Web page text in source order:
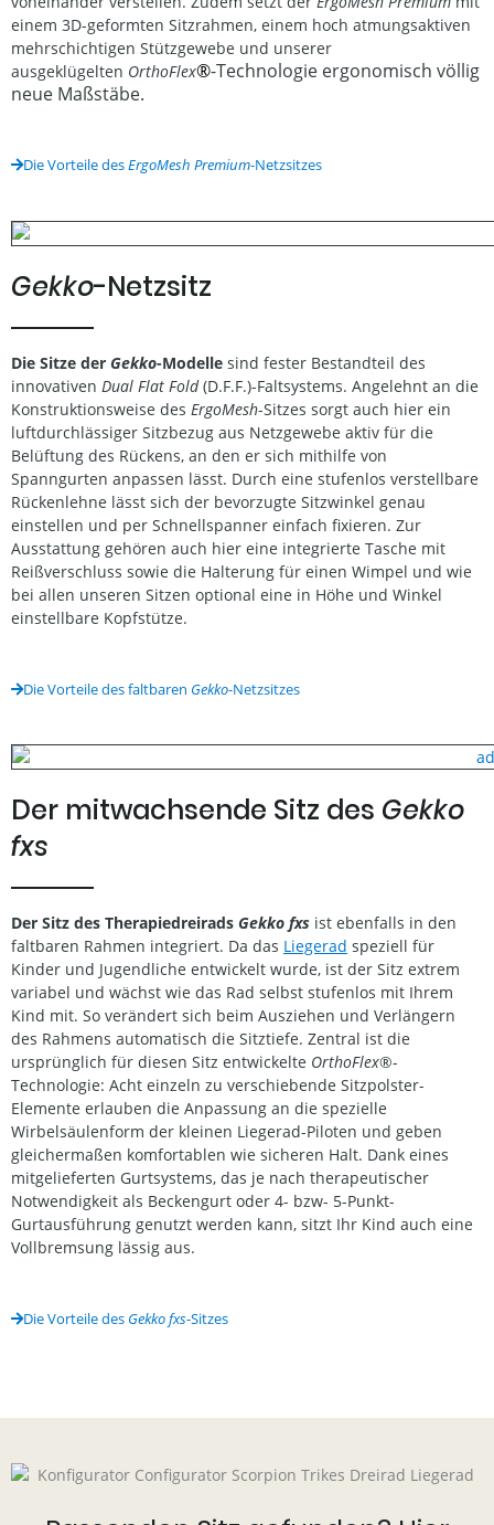
einem 3D-geformten Sitzrahmen, einem hoch atmungsaktiven
mehrschichtigen Stützgewebe und unserer
ausgeklügelten OrthoFlex®-Technologie ergonomisch völlig
neue Maßstäbe.
Die Vorteile desErgoMesh Premium-Netzsitzes
Gekko-Netzsitz
Die Sitze der Gekko-Modelle sind fester Bestandteil des
innovativen Dual Flat Fold(D.F.F.)-Faltsystems. Angelehnt an die
Konstruktionsweise des ErgoMesh-Sitzes sorgt auch hier ein
luftdurchlässiger Sitzbezug aus Netzgewebe aktiv für die
Belüftung des Rückens, an den er sich mithilfe von
Spanngurten anpassen lässt. Durch eine stufenlos verstellbare
Rückenlehne lässt sich der bevorzugte Sitzwinkel genau
einstellen und per Schnellspanner einfach fixieren. Zur
Ausstattung gehören auch hier eine integrierte Tasche mit
Reißverschluss sowie die Halterung für einen Wimpel und wie
bei allen unseren Sitzen optional eine in Höhe und Winkel
einstellbare Kopfstütze.
Die Vorteile des faltbaren Gekko-Netzsitzes
Der mitwachsende Sitz des Gekko
fxs
Der Sitz des Therapiedreirads Gekko fxs ist ebenfalls in den
faltbaren Rahmen integriert. Da das Liegerad speziell für
Kinder und Jugendliche entwickelt wurde, ist der Sitz extrem
variabel und wächst wie das Rad selbst stufenlos mit Ihrem
Kind mit. So verändert sich beim Ausziehen und Verlängern
des Rahmens automatisch die Sitztiefe. Zentral ist die
ursprünglich für diesen Sitz entwickelte OrthoFlex®-
Technologie: Acht einzeln zu verschiebende Sitzpolster-
Elemente erlauben die Anpassung an die spezielle
Wirbelsäulenform der kleinen Liegerad-Piloten und geben
gleichermaßen komfortablen wie sicheren Halt. Dank eines
mitgelieferten Gurtsystems, das je nach therapeutischer
Notwendigkeit als Beckengurt oder 4- bzw- 5-Punkt-
Gurtausführung genutzt werden kann, sitzt Ihr Kind auch eine
Vollbremsung lässig aus.
Die Vorteile des Gekko fxs-Sitzes